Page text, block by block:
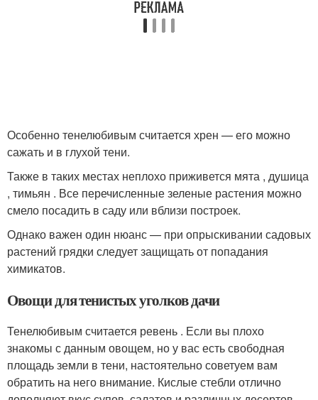
Особенно тенелюбивым считается хрен — его можно
сажать и в глухой тени.
Также в таких местах неплохо приживется мята , душица
, тимьян . Все перечисленные зеленые растения можно
смело посадить в саду или вблизи построек.
Однако важен один нюанс — при опрыскивании садовых
растений грядки следует защищать от попадания
химикатов.
Овощи для тенистых уголков дачи
Тенелюбивым считается ревень . Если вы плохо
знакомы с данным овощем, но у вас есть свободная
площадь земли в тени, настоятельно советуем вам
обратить на него внимание. Кислые стебли отлично